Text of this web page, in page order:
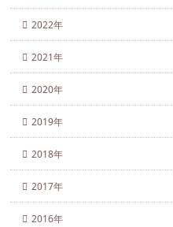
2022年
2021年
2020年
2019年
2018年
2017年
2016年